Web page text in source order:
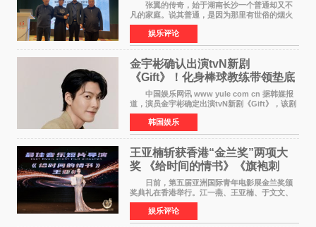
张翼的传奇，始于湖南长沙一个普通却又不
凡的家庭。说其普通，是因为那里有世俗的烟火
气；说其不凡，是因为家中有一位洞悉天地玄机
的长者——他的爷爷。作为当地的风水师，爷爷
是张翼走进易学
娱乐评论
金宇彬确认出演tvN新剧
《Gift》！化身棒球教练带领垫底
球队逆袭
中国娱乐网讯 www yule com cn 据韩媒报
道，演员金宇彬确定出演tvN新剧《Gift》，该剧
预计将于下半年播出，引发观众高度期待。
本剧改编自同名网络漫画，讲述一位经历意外事
故后获得特殊
韩国娱乐
王亚楠斩获香港“金兰奖”两项大
奖 《给时间的情书》《旗袍刺
客》双双获肯定
日前，第五届亚洲国际青年电影展金兰奖颁
奖典礼在香港举行。江一燕、王亚楠、于文文、
李东学等知名演员出席活动。著名演员、导演王
亚楠凭借音乐故事片《给时间的情书》和院线电
影《旗袍刺客》
娱乐评论